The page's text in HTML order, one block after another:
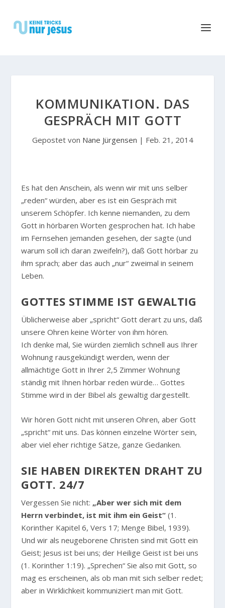
KOMMUNIKATION. DAS
GESPRÄCH MIT GOTT
Gepostet von Nane Jürgensen | Feb. 21, 2014
Es hat den Anschein, als wenn wir mit uns selber
„reden“ würden, aber es ist ein Gespräch mit
unserem Schöpfer. Ich kenne niemanden, zu dem
Gott in hörbaren Worten gesprochen hat. Ich habe
im Fernsehen jemanden gesehen, der sagte (und
warum soll ich daran zweifeln?), daß Gott hörbar zu
ihm sprach; aber das auch „nur“ zweimal in seinem
Leben.
GOTTES STIMME IST GEWALTIG
Üblicherweise aber „spricht“ Gott derart zu uns, daß
unsere Ohren keine Wörter von ihm hören.
Ich denke mal, Sie würden ziemlich schnell aus Ihrer
Wohnung rausgekündigt werden, wenn der
allmächtige Gott in Ihrer 2,5 Zimmer Wohnung
ständig mit Ihnen hörbar reden würde… Gottes
Stimme wird in der Bibel als gewaltig dargestellt.
Wir hören Gott nicht mit unseren Ohren, aber Gott
„spricht“ mit uns. Das können einzelne Wörter sein,
aber viel eher richtige Sätze, ganze Gedanken.
SIE HABEN DIREKTEN DRAHT ZU
GOTT. 24/7
Vergessen Sie nicht: „Aber wer sich mit dem
Herrn verbindet, ist mit ihm ein Geist“ (1.
Korinther Kapitel 6, Vers 17; Menge Bibel, 1939).
Und wir als neugeborene Christen sind mit Gott ein
Geist; Jesus ist bei uns; der Heilige Geist ist bei uns
(1. Korinther 1:19). „Sprechen“ Sie also mit Gott, so
mag es erscheinen, als ob man mit sich selber redet;
aber in Wirklichkeit kommuniziert man mit Gott.